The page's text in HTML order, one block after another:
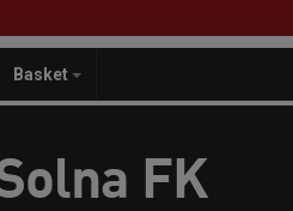
Basket
FK